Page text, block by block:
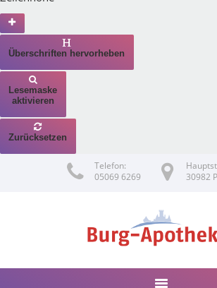
Überschriften hervorheben
Lesemaske
aktivieren
Zurücksetzen
Telefon:
05069 6269
30982